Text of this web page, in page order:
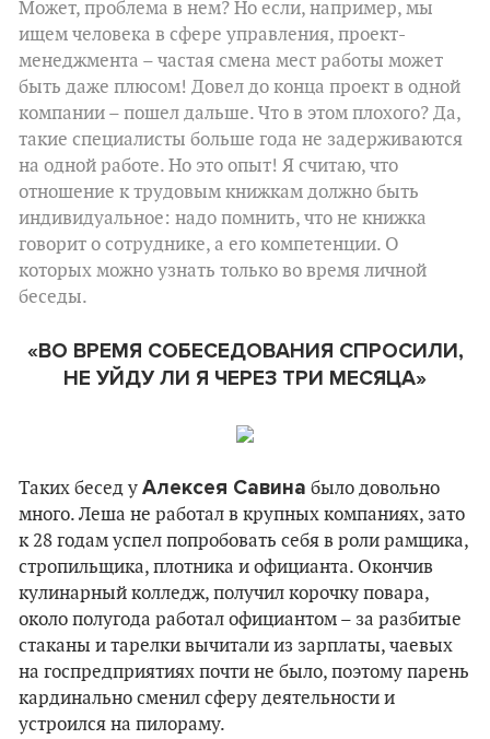
Может, проблема в нем? Но если, например, мы
ищем человека в сфере управления, проект-
менеджмента – частая смена мест работы может
быть даже плюсом! Довел до конца проект в одной
компании – пошел дальше. Что в этом плохого? Да,
такие специалисты больше года не задерживаются
на одной работе. Но это опыт! Я считаю, что
отношение к трудовым книжкам должно быть
индивидуальное: надо помнить, что не книжка
говорит о сотруднике, а его компетенции. О
которых можно узнать только во время личной
беседы.
«ВО ВРЕМЯ СОБЕСЕДОВАНИЯ СПРОСИЛИ,
НЕ УЙДУ ЛИ Я ЧЕРЕЗ ТРИ МЕСЯЦА»
Таких бесед у Алексея Савина было довольно
много. Леша не работал в крупных компаниях, зато
к 28 годам успел попробовать себя в роли рамщика,
стропильщика, плотника и официанта. Окончив
кулинарный колледж, получил корочку повара,
около полугода работал официантом – за разбитые
стаканы и тарелки вычитали из зарплаты, чаевых
на госпредприятиях почти не было, поэтому парень
кардинально сменил сферу деятельности и
устроился на пилораму.